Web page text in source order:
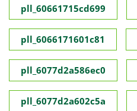
pll_60661715cd699
pll_6066171601c81
pll_6077d2a586ec0
pll_6077d2a602c5a